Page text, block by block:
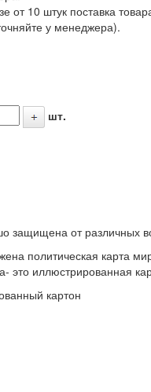
от 10 штук поставка
у менеджера).
шт.
защищена от различных
политическая карта
это иллюстрированная
картон